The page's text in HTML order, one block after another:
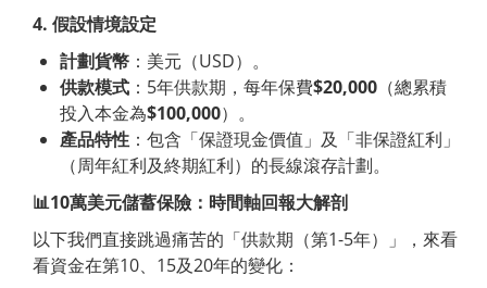
4. 假設情境設定
計劃貨幣 ：美元（USD）。
供款模式 ：5年供款期，每年保費$20,000 （總累積
投入本金為$100,000）。
產品特性 ：包含「保證現金價值」及「非保證紅利」
（周年紅利及終期紅利）的長線滾存計劃。
📊10萬美元儲蓄保險：時間軸回報大解剖
以下我們直接跳過痛苦的「供款期（第1-5年）」，來看
看資金在第10、15及20年的變化：